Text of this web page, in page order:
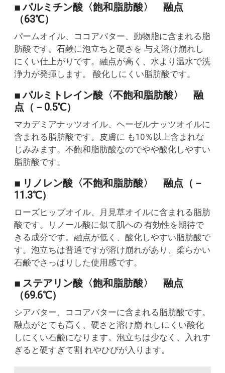
■ パルミチン酸〈飽和脂肪酸〉 融点
（63℃）
パームオイル、ココアバター、動物脂に含まれる脂
肪酸です。石鹸に泡立ちと硬さを 与え溶け崩れし
にくい仕上がりです。融点が高く、水より温水で洗
浄力が発揮します。 酸化しにくい脂肪酸です。
■ パルミトレイン酸〈不飽和脂肪酸〉 融
点（－0.5℃）
マカデミアナッツオイル、ヘーゼルナッツオイルに
含まれる脂肪酸です。皮膚に も10％以上含まれな
じみみます。不飽和脂肪酸なのでやや酸化しやすい
脂肪酸です。
■ リノレン酸〈不飽和脂肪酸〉 融点（－
11.3℃）
ローズヒップオイル、月見草オイルに含まれる脂肪
酸です。リノール酸に似て肌への 有効性を期待で
きる成分です。融点が低く、酸化しやすい脂肪酸で
す。泡立ちは普通ですが溶け崩れがあり、柔らかい
石鹸でさっぱりした使用感です。
■ ステアリン酸〈飽和脂肪酸〉 融点
（69.6℃）
シアバター、ココアバターに含まれる脂肪酸です。
融点がとても高く、硬さと溶け崩 れしにくい酸化
しにくい石鹸になります。泡立ちは少なく、入れす
ぎると硬すぎて割 れやひびが入ります。